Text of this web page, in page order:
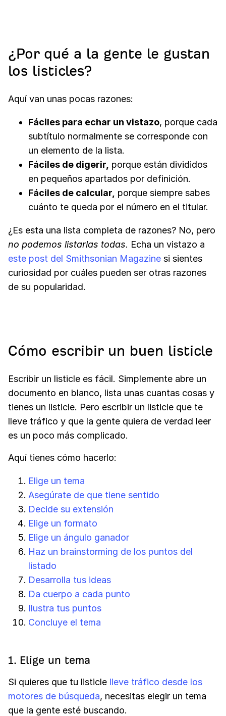
¿Por qué a la gente le gustan
los listicles?
Aquí van unas pocas razones:
Fáciles para echar un vistazo, porque cada
subtítulo normalmente se corresponde con
un elemento de la lista.
Fáciles de digerir, porque están divididos
en pequeños apartados por definición.
Fáciles de calcular, porque siempre sabes
cuánto te queda por el número en el titular.
¿Es esta una lista completa de razones? No, pero
no podemos listarlas todas. Echa un vistazo a
este post del Smithsonian Magazine si sientes
curiosidad por cuáles pueden ser otras razones
de su popularidad.
Cómo escribir un buen listicle
Escribir un listicle es fácil. Simplemente abre un
documento en blanco, lista unas cuantas cosas y
tienes un listicle. Pero escribir un listicle que te
lleve tráfico y que la gente quiera de verdad leer
es un poco más complicado.
Aquí tienes cómo hacerlo:
Elige un tema
Asegúrate de que tiene sentido
Decide su extensión
Elige un formato
Elige un ángulo ganador
Haz un brainstorming de los puntos del
listado
Desarrolla tus ideas
Da cuerpo a cada punto
Ilustra tus puntos
Concluye el tema
1. Elige un tema
Si quieres que tu listicle lleve tráfico desde los
motores de búsqueda, necesitas elegir un tema
que la gente esté buscando.